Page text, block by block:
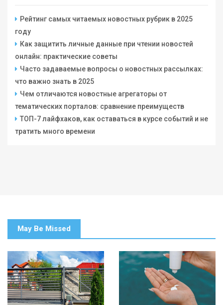
Рейтинг самых читаемых новостных рубрик в 2025
году
Как защитить личные данные при чтении новостей
онлайн: практические советы
Часто задаваемые вопросы о новостных рассылках:
что важно знать в 2025
Чем отличаются новостные агрегаторы от
тематических порталов: сравнение преимуществ
ТОП-7 лайфхаков, как оставаться в курсе событий и не
тратить много времени
May Be Missed